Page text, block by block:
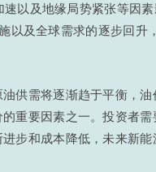
以及地缘局势紧张等因
及全球需求的逐步回升
供需将逐渐趋于平衡，油
重要因素之一。投资者需
步和成本降低，未来新